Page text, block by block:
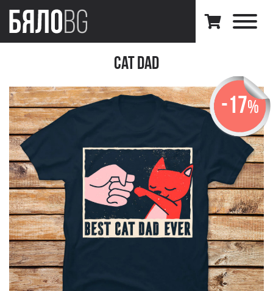
Cat Dad
-17%